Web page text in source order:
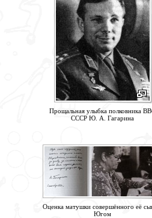
Прощальная улыбка полковника
СССР Ю. А. Гагарина
Оценка матушки совершённого её
Югом